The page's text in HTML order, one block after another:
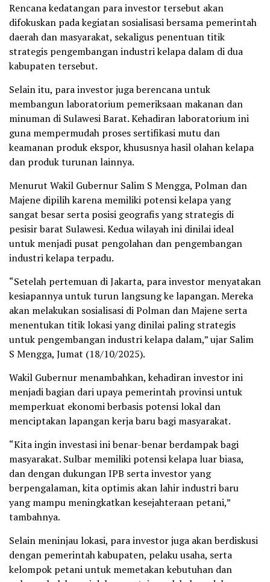
Rencana kedatangan para investor tersebut akan
difokuskan pada kegiatan sosialisasi bersama pemerintah
daerah dan masyarakat, sekaligus penentuan titik
strategis pengembangan industri kelapa dalam di dua
kabupaten tersebut.
Selain itu, para investor juga berencana untuk
membangun laboratorium pemeriksaan makanan dan
minuman di Sulawesi Barat. Kehadiran laboratorium ini
guna mempermudah proses sertifikasi mutu dan
keamanan produk ekspor, khususnya hasil olahan kelapa
dan produk turunan lainnya.
Menurut Wakil Gubernur Salim S Mengga, Polman dan
Majene dipilih karena memiliki potensi kelapa yang
sangat besar serta posisi geografis yang strategis di
pesisir barat Sulawesi. Kedua wilayah ini dinilai ideal
untuk menjadi pusat pengolahan dan pengembangan
industri kelapa terpadu.
“Setelah pertemuan di Jakarta, para investor menyatakan
kesiapannya untuk turun langsung ke lapangan. Mereka
akan melakukan sosialisasi di Polman dan Majene serta
menentukan titik lokasi yang dinilai paling strategis
untuk pengembangan industri kelapa dalam,” ujar Salim
S Mengga, Jumat (18/10/2025).
Wakil Gubernur menambahkan, kehadiran investor ini
menjadi bagian dari upaya pemerintah provinsi untuk
memperkuat ekonomi berbasis potensi lokal dan
menciptakan lapangan kerja baru bagi masyarakat.
“Kita ingin investasi ini benar-benar berdampak bagi
masyarakat. Sulbar memiliki potensi kelapa luar biasa,
dan dengan dukungan IPB serta investor yang
berpengalaman, kita optimis akan lahir industri baru
yang mampu meningkatkan kesejahteraan petani,”
tambahnya.
Selain meninjau lokasi, para investor juga akan berdiskusi
dengan pemerintah kabupaten, pelaku usaha, serta
kelompok petani untuk memetakan kebutuhan dan